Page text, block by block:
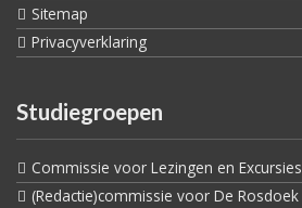
Sitemap
Privacyverklaring
Studiegroepen
Commissie voor Lezingen en Excursies
(Redactie)commissie voor De Rosdoek